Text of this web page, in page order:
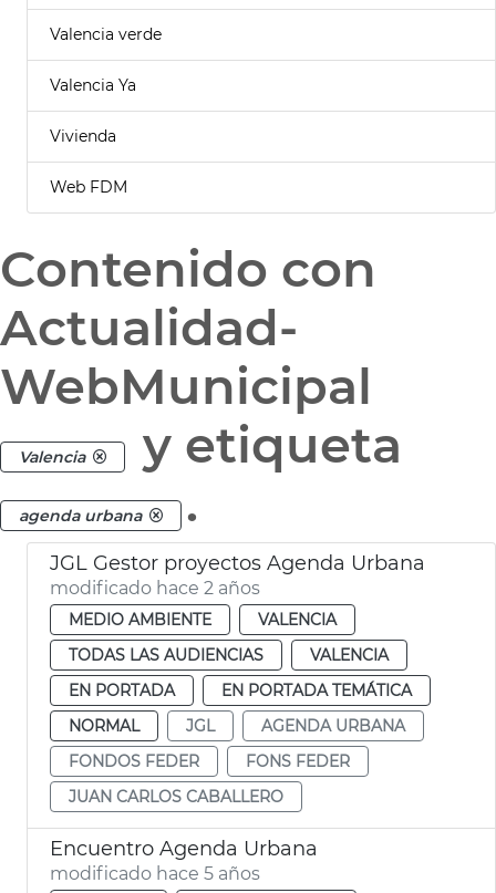
Valencia verde
Valencia Ya
Vivienda
Web FDM
Contenido con
Actualidad-
WebMunicipal
Valencia y etiqueta
agenda urbana .
JGL Gestor proyectos Agenda Urbana
modificado hace 2 años
MEDIO AMBIENTE
VALENCIA
TODAS LAS AUDIENCIAS
VALENCIA
EN PORTADA
EN PORTADA TEMÁTICA
NORMAL
JGL
AGENDA URBANA
FONDOS FEDER
FONS FEDER
JUAN CARLOS CABALLERO
Encuentro Agenda Urbana
modificado hace 5 años